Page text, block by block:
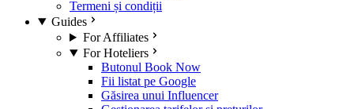
Termeni și condiții
Guides
For Affiliates
For Hoteliers
Butonul Book Now
Fii listat pe Google
Găsirea unui Influencer